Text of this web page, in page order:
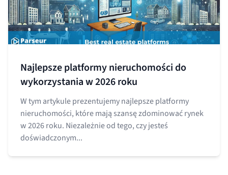
Najlepsze platformy nieruchomości do
wykorzystania w 2026 roku
W tym artykule prezentujemy najlepsze platformy
nieruchomości, które mają szansę zdominować rynek
w 2026 roku. Niezależnie od tego, czy jesteś
doświadczonym...